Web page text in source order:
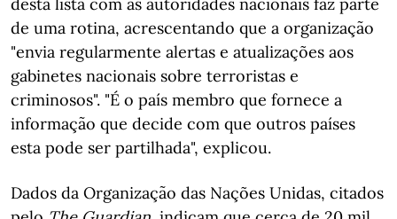
de uma rotina, acrescentando que a organização
"envia regularmente alertas e atualizações aos
gabinetes nacionais sobre terroristas e
criminosos". "É o país membro que fornece a
informação que decide com que outros países
esta pode ser partilhada", explicou.
Dados da Organização das Nações Unidas, citados